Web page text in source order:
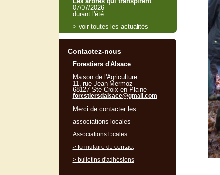
07/07/2026
durant l'été
> voir toutes les actualités
Contactez-nous
Forestiers d'Alsace
Maison de l'Agriculture
11, rue Jean Mermoz
68127 Ste Croix en Plaine
forestiersdalsace@gmail.com
Merci de contacter les
associations locales
Associations locales
> formulaire de contact
> bulletins d'adhésions